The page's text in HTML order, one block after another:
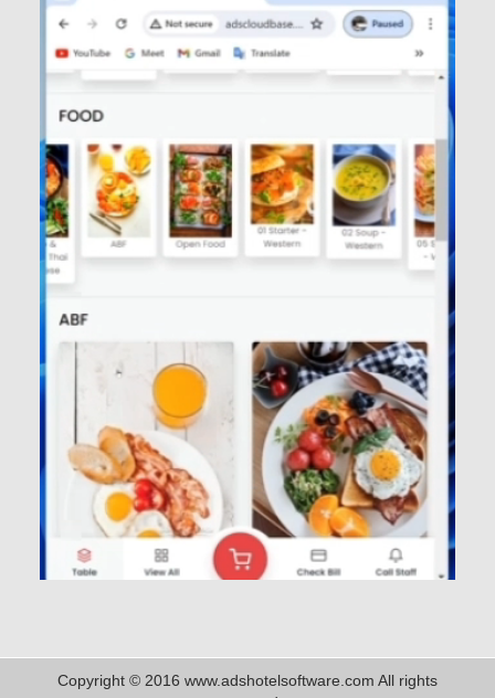
Copyright © 2016 www.adshotelsoftware.com All rights